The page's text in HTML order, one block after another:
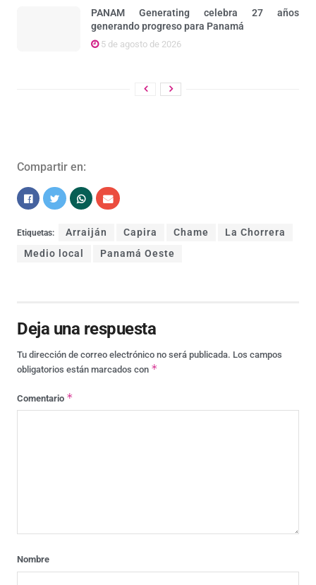
PANAM Generating celebra 27 años
generando progreso para Panamá
5 de agosto de 2026
Compartir en:
Etiquetas: Arraiján Capira Chame
La Chorrera
Medio local
Panamá Oeste
Deja una respuesta
Tu dirección de correo electrónico no será publicada. Los campos
obligatorios están marcados con *
Comentario *
Nombre